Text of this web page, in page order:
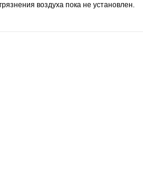
воздуха пока не установлен.